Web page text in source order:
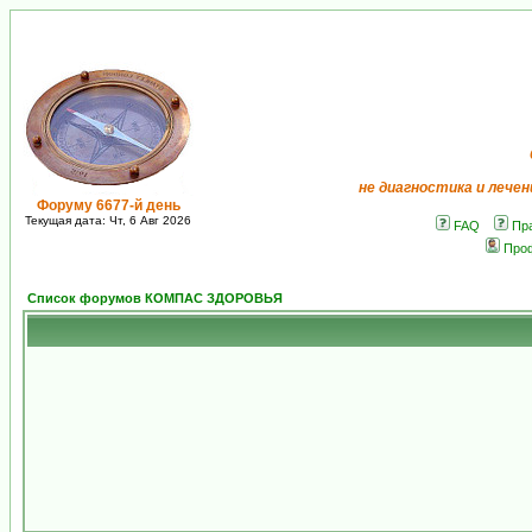
Форуму 6677-й день
Текущая дата: Чт, 6 Авг 2026
не диагностика и
FAQ
Список форумов КОМПАС ЗДОРОВЬЯ